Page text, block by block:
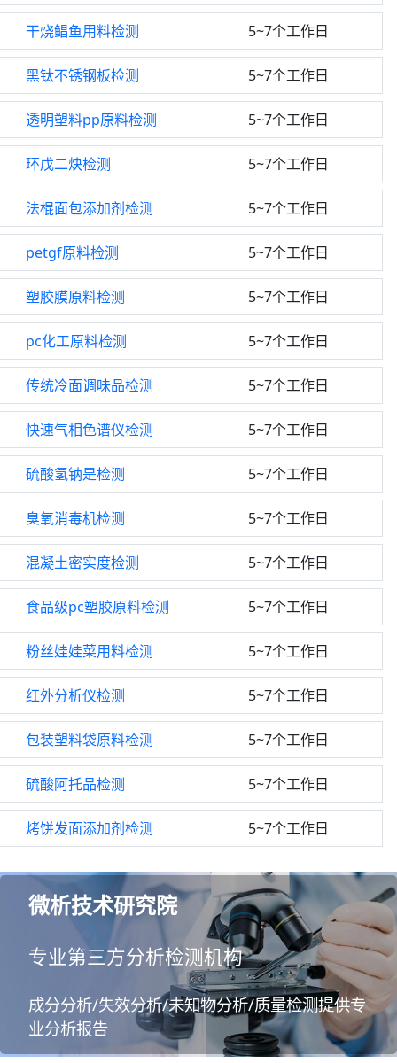
干烧鲳鱼用料检测 5~7个工作日
黑钛不锈钢板检测 5~7个工作日
透明塑料pp原料检测 5~7个工作日
环戊二炔检测 5~7个工作日
法棍面包添加剂检测 5~7个工作日
petgf原料检测 5~7个工作日
塑胶膜原料检测 5~7个工作日
pc化工原料检测 5~7个工作日
传统冷面调味品检测 5~7个工作日
快速气相色谱仪检测 5~7个工作日
硫酸氢钠是检测 5~7个工作日
臭氧消毒机检测 5~7个工作日
混凝土密实度检测 5~7个工作日
食品级pc塑胶原料检测 5~7个工作日
粉丝娃娃菜用料检测 5~7个工作日
红外分析仪检测 5~7个工作日
包装塑料袋原料检测 5~7个工作日
硫酸阿托品检测 5~7个工作日
烤饼发面添加剂检测 5~7个工作日
微析技术研究院
专业第三方分析检测机构
成分分析/失效分析/未知物分析/质量检测提供专
业分析报告